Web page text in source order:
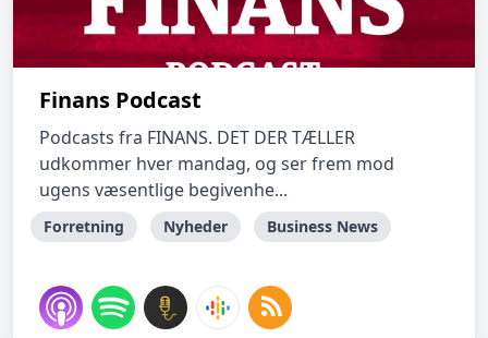
Finans Podcast
Podcasts fra FINANS. DET DER TÆLLER
udkommer hver mandag, og ser frem mod
ugens væsentlige begivenhe...
Forretning Nyheder Business News